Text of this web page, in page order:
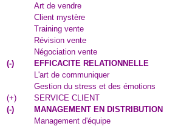
Art de vendre
Client mystère
Training vente
Révision vente
Négociation vente
(-)
EFFICACITE RELATIONNELLE
L'art de communiquer
Gestion du stress et des émotions
(+)
SERVICE CLIENT
(-)
MANAGEMENT EN DISTRIBUTION
Management d'équipe